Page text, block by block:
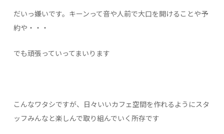
だいっ嫌いです。キーンって音や人前で大口を開けることや予
約や・・・
でも頑張っていってまいります
こんなワタシですが、日々いいカフェ空間を作れるようにスタ
ッフみんなと楽しんで取り組んでいく所存です